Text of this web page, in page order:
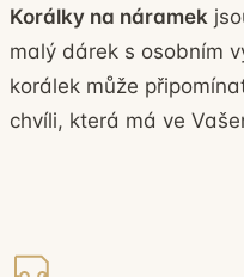
Korálky na náramek
malý dárek s osobním
korálek může
chvíli, která má ve